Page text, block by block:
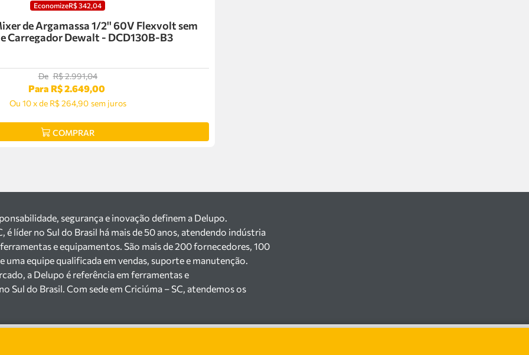
EconomizeR$342 04
de Argamassa 1/2'' 60V Flexvolt sem
Carregador Dewalt - DCD130B-B3
De R$2.991,04
Para R$2.649,00
Ou 10 xde R$ 264,90 sem juros
COMPRAR
segurança e inovação definem a Delupo.
é líder no Sul do Brasil há mais de 50 anos, atendendo indústria
e equipamentos. São mais de 200 fornecedores, 100
uma equipe qualificada em vendas, suporte e manutenção.
a Delupo é referência em ferramentas e
Sul do Brasil. Com sede em Criciúma – SC, atendemos os
com um amplo portfólio de produtos à pronta entrega.
ferramentas manuais e elétricas, equipamentos de